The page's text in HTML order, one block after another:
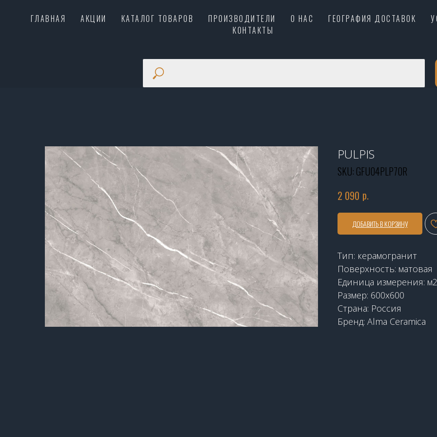
ГЛАВНАЯ АКЦИИ КАТАЛОГ ТОВАРОВ ПРОИЗВОДИТЕЛИ О НАС ГЕОГРАФИЯ ДОСТАВОК
КОНТАКТЫ
PULPIS
SKU: GFU04PLP70R
2 090 р.
ДОБАВИТЬ В КОРЗИНУ
Тип: керамогранит
Поверхность: матовая
Единица измерения: м2
Размер: 600x600
Страна: Россия
Бренд: Alma Ceramica